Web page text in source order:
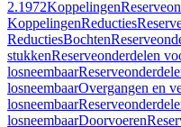
2.1972Koppelingen
KoppelingenReducties
ReductiesBochten
stukkenReserveonderdelen
losneembaar
losneembaarOvergangen en
losneembaar
losneembaarDoorvoeren